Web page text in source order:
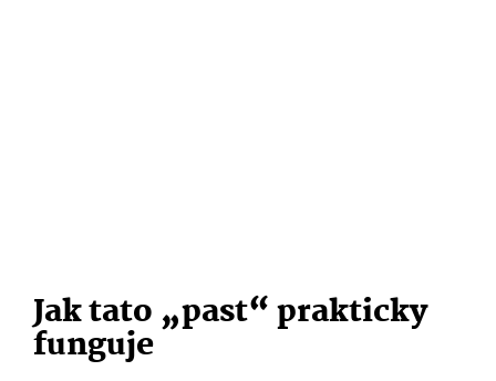
Jak tato „past“ prakticky
funguje